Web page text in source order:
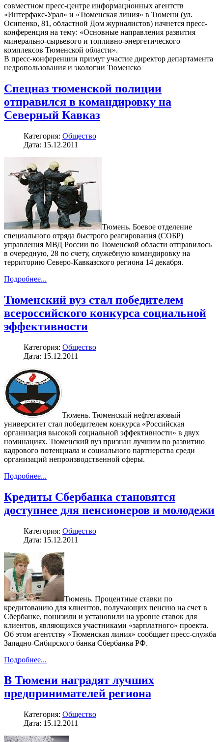
совместном пресс-центре информационных агентств
«Интерфакс-Урал» и «Тюменская линия» в Тюмени (ул.
Осипенко, 81, областной Дом журналистов) начнется пресс-
конференция на тему: «Основные направления развития
минерально-сырьевого и топливно-энергетического
комплексов Тюменской области».
В пресс-конференции примут участие директор департамента
недропользования и экологии Тюменско
Спецназ тюменской полиции
отправился в командировку на
Северный Кавказ
Категория: Общество
Дата: 15.12.2011
Тюмень. Боевое отделение
специального отряда быстрого реагирования (СОБР)
управления МВД России по Тюменской области отправилось
в очередную, 28 по счету, служебную командировку на
территорию Северо-Кавказского региона 14 декабря.
Подробнее...
Тюменский вуз стал победителем
всероссийского конкурса социальной
эффективности
Категория: Общество
Дата: 15.12.2011
Тюмень. Тюменский нефтегазовый
университет стал победителем конкурса «Российская
организация высокой социальной эффективности» в двух
номинациях. Тюменский вуз признан лучшим по развитию
кадрового потенциала и социального партнерства среди
организаций непроизводственной сферы.
Подробнее...
Кредиты Сбербанка становятся
доступнее для пенсионеров и молодежи
Категория: Общество
Дата: 15.12.2011
Тюмень. Процентные ставки по
кредитованию для клиентов, получающих пенсию на счет в
Сбербанке, понизили и установили на уровне ставок для
клиентов, являющихся участниками «зарплатного» проекта.
Об этом агентству «Тюменская линия» сообщает пресс-служба
Западно-Сибирского банка Сбербанка РФ.
Подробнее...
В Тюмени наградят лучших
предпринимателей региона
Категория: Общество
Дата: 15.12.2011